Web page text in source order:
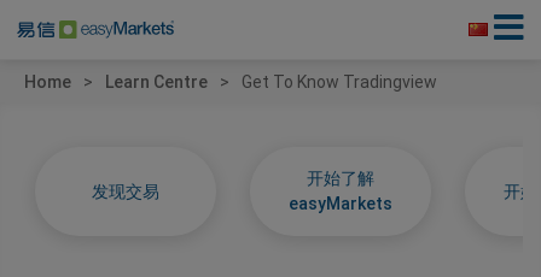
Home Learn Centre Get To Know Tradingview
发现交易
开始了解
easyMarkets
开